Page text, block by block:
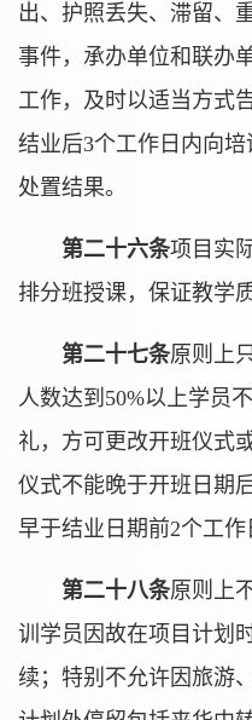
出、护照丢失、滞留、
事件，承办单位和联办
工作，及时以适当方式
结业后3个工作日内向
处置结果。
第二十六条项目实
排分班授课，保证教学质
第二十七条原则上
人数达到50%以上学员
礼，方可更改开班仪式
仪式不能晚于开班日期
早于结业日期前2个工作
第二十八条原则上
训学员因故在项目计划
续；特别不允许因旅游